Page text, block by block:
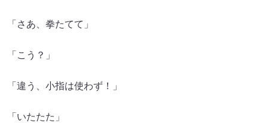
「さあ、拳たてて」
「こう？」
「違う、小指は使わず！」
「いたたた」